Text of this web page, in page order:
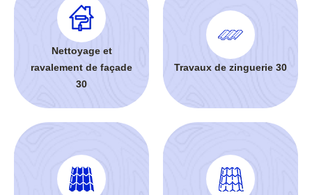
Nettoyage et
ravalement de façade
30
Travaux de zinguerie 30